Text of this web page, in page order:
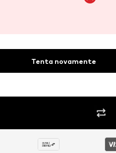
Tenta novamente